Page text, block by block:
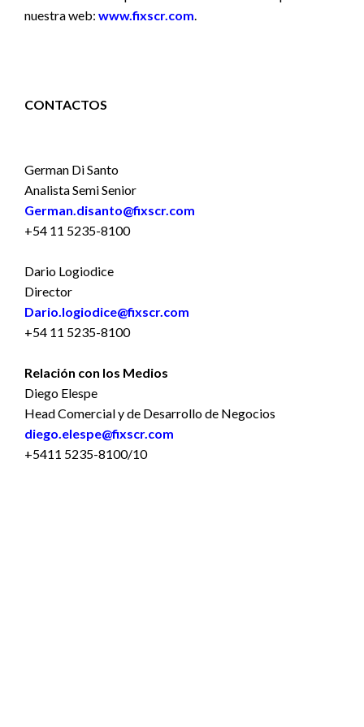
nuestra web: www.fixscr.com.
CONTACTOS
German Di Santo
Analista Semi Senior
German.disanto@fixscr.com
+54 11 5235-8100
Dario Logiodice
Director
Dario.logiodice@fixscr.com
+54 11 5235-8100
Relación con los Medios
Diego Elespe
Head Comercial y de Desarrollo de Negocios
diego.elespe@fixscr.com
+5411 5235-8100/10